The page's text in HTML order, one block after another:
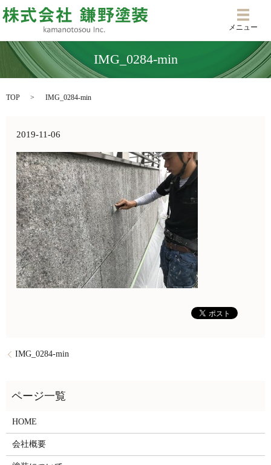
メニ
メニュー
IMG_0284-min
TOP IMG_0284-min
2019-11-06
IMG_0284-min
HOME
会社概要